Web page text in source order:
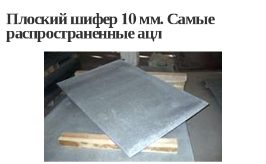
Плоский шифер 10 мм. Самые
распространенные ацл